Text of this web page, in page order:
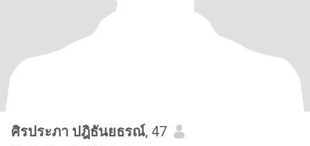
ศิรประภา ปฎิธันยธรณ์, 47